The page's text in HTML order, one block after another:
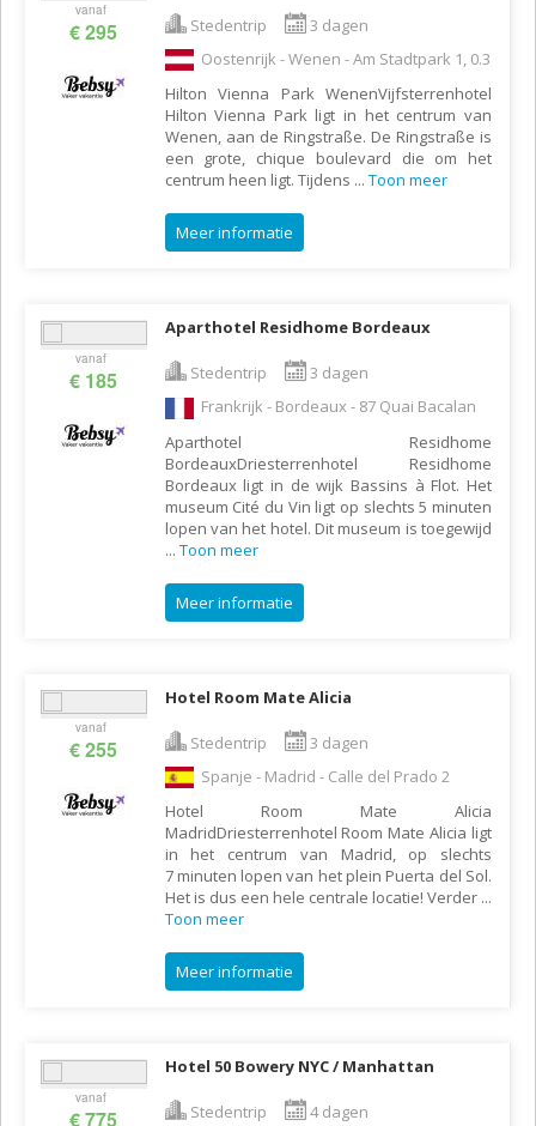
vanaf
€ 295 Stedentrip
3 dagen
Oostenrijk - Wenen - Am Stadtpark 1, 0.3
Hilton Vienna Park WenenVijfsterrenhotel
Hilton Vienna Park ligt in het centrum van
Wenen, aan de Ringstraße. De Ringstraße is
een grote, chique boulevard die om het
centrum heen ligt. Tijdens ... Toon meer
Meer informatie
vanaf
€ 185
Aparthotel Residhome Bordeaux
Stedentrip
3 dagen
Frankrijk - Bordeaux - 87 Quai Bacalan
Aparthotel Residhome
BordeauxDriesterrenhotel Residhome
Bordeaux ligt in de wijk Bassins à Flot. Het
museum Cité du Vin ligt op slechts 5 minuten
lopen van het hotel. Dit museum is toegewijd
... Toon meer
Meer informatie
vanaf
€ 255
Hotel Room Mate Alicia
Stedentrip
3 dagen
Spanje - Madrid - Calle del Prado 2
Hotel Room Mate Alicia
MadridDriesterrenhotel Room Mate Alicia ligt
in het centrum van Madrid, op slechts
7 minuten lopen van het plein Puerta del Sol.
Het is dus een hele centrale locatie! Verder ...
Toon meer
Meer informatie
vanaf
€ 775
Hotel 50 Bowery NYC / Manhattan
Stedentrip 4 dagen